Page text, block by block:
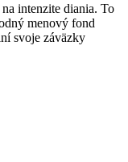
intenzite diania. To
menový fond
svoje záväzky